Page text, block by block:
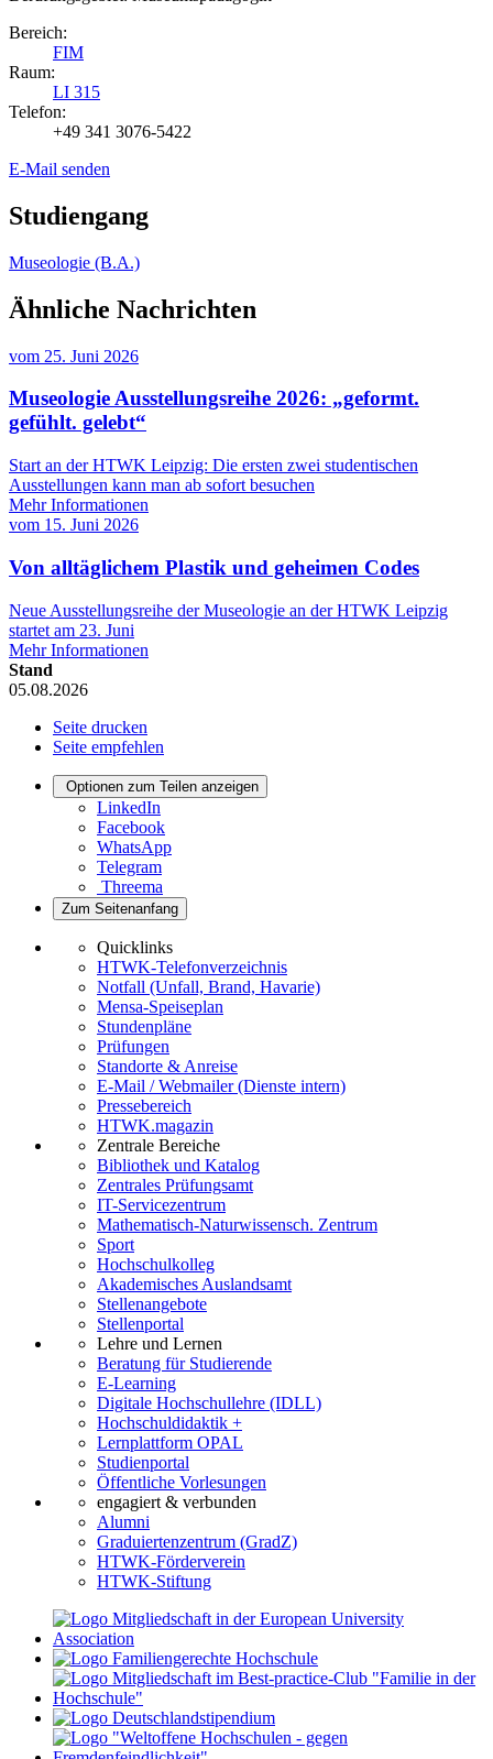
Bereich:
FIM
Raum:
LI 315
Telefon:
+49 341 3076-5422
E-Mail senden
Studiengang
Museologie (B.A.)
Ähnliche Nachrichten
vom 25. Juni 2026
Museologie Ausstellungsreihe 2026: „geformt.
gefühlt. gelebt“
Start an der HTWK Leipzig: Die ersten zwei studentischen
Ausstellungen kann man ab sofort besuchen
Mehr Informationen
vom 15. Juni 2026
Von alltäglichem Plastik und geheimen Codes
Neue Ausstellungsreihe der Museologie an der HTWK Leipzig
startet am 23. Juni
Mehr Informationen
Stand
05.08.2026
Seite drucken
Seite empfehlen
Optionen zum Teilen anzeigen
LinkedIn
Facebook
WhatsApp
Telegram
Threema
Zum Seitenanfang
Quicklinks
HTWK-Telefonverzeichnis
Notfall (Unfall, Brand, Havarie)
Mensa-Speiseplan
Stundenpläne
Prüfungen
Standorte & Anreise
E-Mail / Webmailer (Dienste intern)
Pressebereich
HTWK.magazin
Zentrale Bereiche
Bibliothek und Katalog
Zentrales Prüfungsamt
IT-Servicezentrum
Mathematisch-Naturwissensch. Zentrum
Sport
Hochschulkolleg
Akademisches Auslandsamt
Stellenangebote
Stellenportal
Lehre und Lernen
Beratung für Studierende
E-Learning
Digitale Hochschullehre (IDLL)
Hochschuldidaktik +
Lernplattform OPAL
Studienportal
Öffentliche Vorlesungen
engagiert & verbunden
Alumni
Graduiertenzentrum (GradZ)
HTWK-Förderverein
HTWK-Stiftung